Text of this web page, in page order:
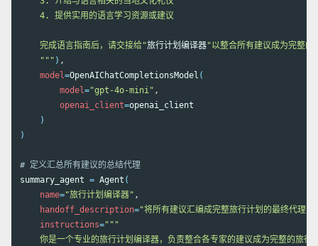
    4. 提供实用的语言学习资源或建议
    完成语言指南后，请交接给"
旅行计划编译器"以整合所有建议成为完整的
    """
) ,
model=OpenAIChatCompletionsModel (
model="gpt-4o-mini" ,
openai_client=openai_client
)
)
# 定义汇总所有建议的总结代理
summary_agent = Agent (
name="旅行计划编译器" ,
handoff_description="将所有建议汇编成完整旅行计划的最终代理"
instructions="""
你是一个专业的旅行计划编译器，负责整合各专家的建议成为完整的旅行